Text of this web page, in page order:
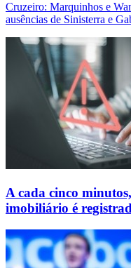
Cruzeiro: Marquinhos e
ausências de Sinisterra e
A cada cinco
imobiliário é